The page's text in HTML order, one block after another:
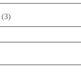
(3)